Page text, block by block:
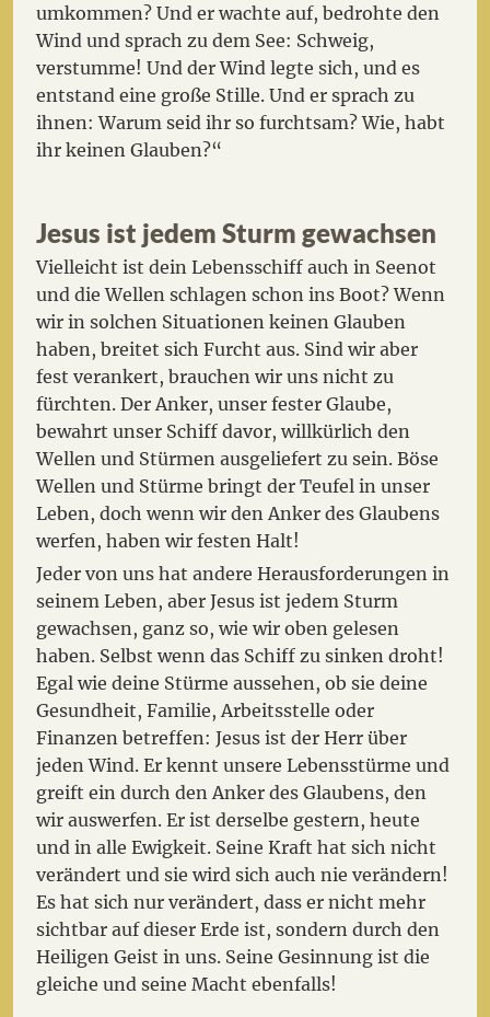
umkommen? Und er wachte auf, bedrohte den
Wind und sprach zu dem See: Schweig,
verstumme! Und der Wind legte sich, und es
entstand eine große Stille. Und er sprach zu
ihnen: Warum seid ihr so furchtsam? Wie, habt
ihr keinen Glauben?“
Jesus ist jedem Sturm gewachsen
Vielleicht ist dein Lebensschiff auch in Seenot
und die Wellen schlagen schon ins Boot? Wenn
wir in solchen Situationen keinen Glauben
haben, breitet sich Furcht aus. Sind wir aber
fest verankert, brauchen wir uns nicht zu
fürchten. Der Anker, unser fester Glaube,
bewahrt unser Schiff davor, willkürlich den
Wellen und Stürmen ausgeliefert zu sein. Böse
Wellen und Stürme bringt der Teufel in unser
Leben, doch wenn wir den Anker des Glaubens
werfen, haben wir festen Halt!
Jeder von uns hat andere Herausforderungen in
seinem Leben, aber Jesus ist jedem Sturm
gewachsen, ganz so, wie wir oben gelesen
haben. Selbst wenn das Schiff zu sinken droht!
Egal wie deine Stürme aussehen, ob sie deine
Gesundheit, Familie, Arbeitsstelle oder
Finanzen betreffen: Jesus ist der Herr über
jeden Wind. Er kennt unsere Lebensstürme und
greift ein durch den Anker des Glaubens, den
wir auswerfen. Er ist derselbe gestern, heute
und in alle Ewigkeit. Seine Kraft hat sich nicht
verändert und sie wird sich auch nie verändern!
Es hat sich nur verändert, dass er nicht mehr
sichtbar auf dieser Erde ist, sondern durch den
Heiligen Geist in uns. Seine Gesinnung ist die
gleiche und seine Macht ebenfalls!